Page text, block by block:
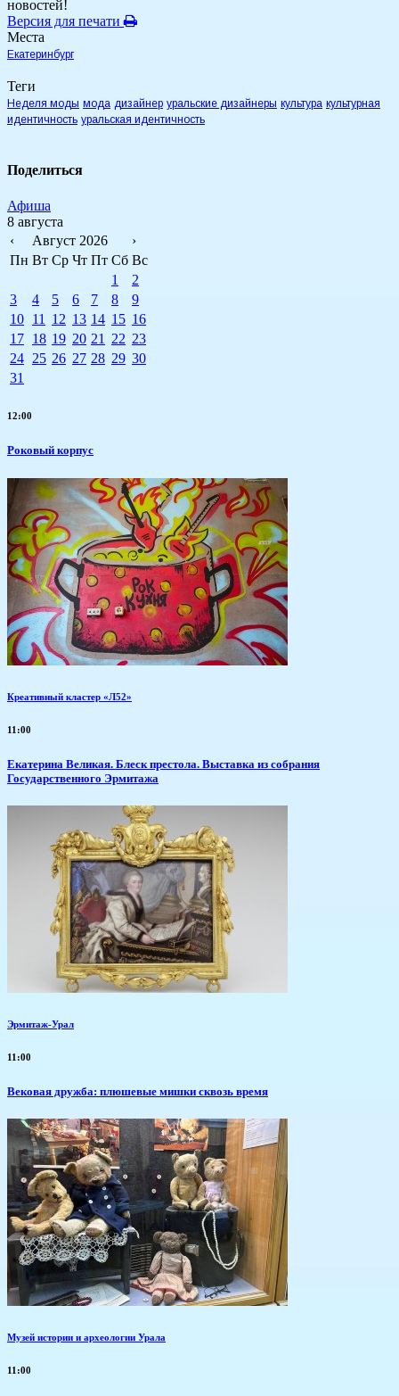
новостей!
Версия для печати
Места
Екатеринбург
Теги
Неделя моды мода дизайнер уральские дизайнеры культура культурная
идентичность уральская идентичность
Поделиться
Афиша
8 августа
‹
Август 2026
›
Пн Вт Ср Чт Пт Сб Вс
1
2
3
4 5 6 7 8
9
10 11 12 13 14 15 16
17 18 19 20 21 22 23
24 25 26 27 28 29 30
31
12:00
Роковый корпус
Креативный кластер «Л52»
11:00
Екатерина Великая. Блеск престола. Выставка из собрания
Государственного Эрмитажа
Эрмитаж-Урал
11:00
Вековая дружба: плюшевые мишки сквозь время
Музей истории и археологии Урала
11:00